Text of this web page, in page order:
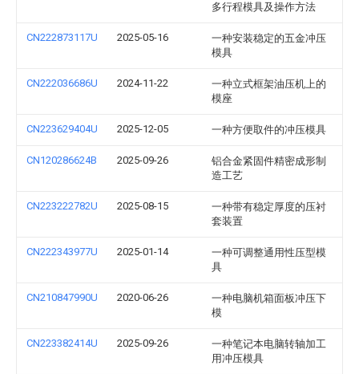
多行程模具及操作方法
CN222873117U 2025-05-16
一种安装稳定的五金冲压
模具
CN222036686U 2024-11-22
一种立式框架油压机上的
模座
CN223629404U 2025-12-05 一种方便取件的冲压模具
CN120286624B 2025-09-26
铝合金紧固件精密成形制
造工艺
CN223222782U 2025-08-15
一种带有稳定厚度的压衬
套装置
CN222343977U 2025-01-14
一种可调整通用性压型模
具
CN210847990U 2020-06-26
一种电脑机箱面板冲压下
模
CN223382414U 2025-09-26
一种笔记本电脑转轴加工
用冲压模具